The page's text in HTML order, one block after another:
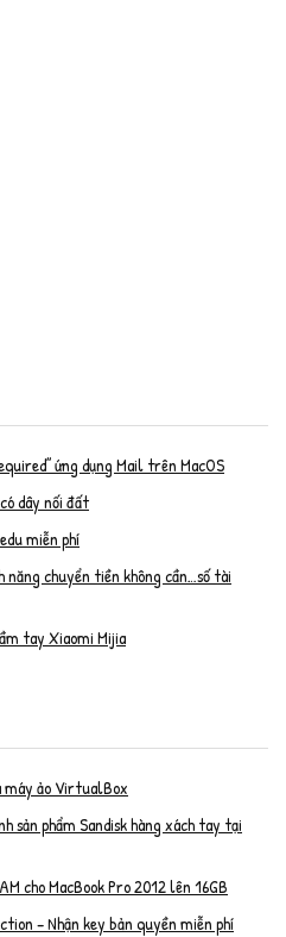
ứng dụng Mail trên MacOS
dây nối đất
miễn phí
chuyển tiền không cần…số tài
tay Xiaomi Mijia
máy ảo VirtualBox
sản phẩm Sandisk hàng xách tay tại
cho MacBook Pro 2012 lên 16GB
– Nhận key bản quyền miễn phí